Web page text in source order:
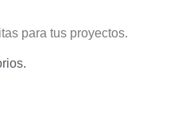
para tus proyectos.